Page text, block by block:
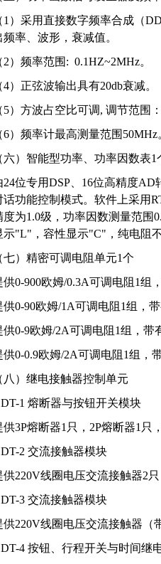
1）采用直接数字频率合成（
频率、波形，衰减值。
2）频率范围: 0.1HZ~2MHz。
4）正弦波输出具有20db衰减。
5）方波占空比可调, 调节范围
6）频率计最高测量范围50MHz
六）智能型功率、功率因数表1
24位专用DSP、16位高精度
话功能控制模式。软件上采用
度为1.0级，功率因数测量范围
示"L"，容性显示"C"，纯电阻
七）精密可调电阻单元1个
供0-900欧姆/0.3A可调电阻1组
供0-90欧姆/1A可调电阻1组，带
供0-9欧姆/2A可调电阻1组，带
供0-0.9欧姆/2A可调电阻1组，
八）继电接触器控制单元
1 熔断器与按钮开关模块
供3P熔断器1只，2P熔断器1只
2 交流接触器模块
供220V线圈电压交流接触器2
3 交流接触器模块
供220V线圈电压交流接触器（
4 按钮、行程开关与时间继